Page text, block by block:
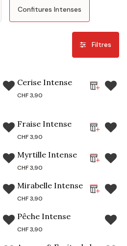
Confitures Intenses
Filtres
Cerise Intense
CHF3,90
Fraise Intense
CHF3,90
Myrtille Intense
CHF3,90
Mirabelle Intense
CHF3,90
Pêche Intense
CHF3,90